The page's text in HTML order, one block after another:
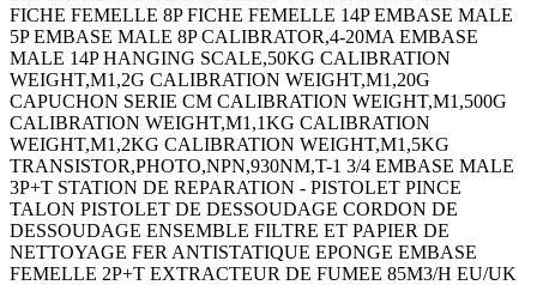
FICHE FEMELLE 8P FICHE FEMELLE 14P EMBASE MALE
5P EMBASE MALE 8P CALIBRATOR,4-20MA EMBASE
MALE 14P HANGING SCALE,50KG CALIBRATION
WEIGHT,M1,2G CALIBRATION WEIGHT,M1,20G
CAPUCHON SERIE CM CALIBRATION WEIGHT,M1,500G
CALIBRATION WEIGHT,M1,1KG CALIBRATION
WEIGHT,M1,2KG CALIBRATION WEIGHT,M1,5KG
TRANSISTOR,PHOTO,NPN,930NM,T-1 3/4 EMBASE MALE
3P+T STATION DE REPARATION - PISTOLET PINCE
TALON PISTOLET DE DESSOUDAGE CORDON DE
DESSOUDAGE ENSEMBLE FILTRE ET PAPIER DE
NETTOYAGE FER ANTISTATIQUE EPONGE EMBASE
FEMELLE 2P+T EXTRACTEUR DE FUMEE 85M3/H EU/UK